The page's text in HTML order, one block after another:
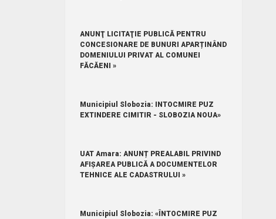
ANUNŢ LICITAŢIE PUBLICĂ PENTRU
CONCESIONARE DE BUNURI APARȚINÂND
DOMENIULUI PRIVAT AL COMUNEI
FĂCĂENI »
Municipiul Slobozia: INTOCMIRE PUZ
EXTINDERE CIMITIR - SLOBOZIA NOUA»
UAT Amara: ANUNȚ PREALABIL PRIVIND
AFIȘAREA PUBLICĂ A DOCUMENTELOR
TEHNICE ALE CADASTRULUI »
Municipiul Slobozia: «ÎNTOCMIRE PUZ